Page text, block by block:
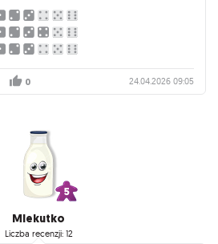
0 24.04.2026 09:05
Mlekutko
Liczba recenzji: 12